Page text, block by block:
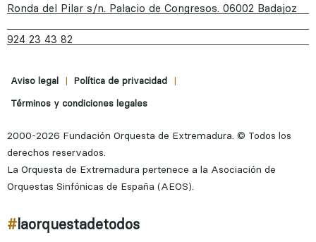
Ronda del Pilar s/n. Palacio de Congresos. 06002 Badajoz
924 23 43 82
Aviso legal | Política de privacidad |
Términos y condiciones legales
2000-2026 Fundación Orquesta de Extremadura. © Todos los
derechos reservados.
La Orquesta de Extremadura pertenece a la Asociación de
Orquestas Sinfónicas de España (AEOS).
#laorquestadetodos